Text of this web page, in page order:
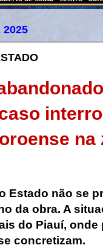
2025
na
Estado não se
da obra. A
do Piauí, onde
concretizam.